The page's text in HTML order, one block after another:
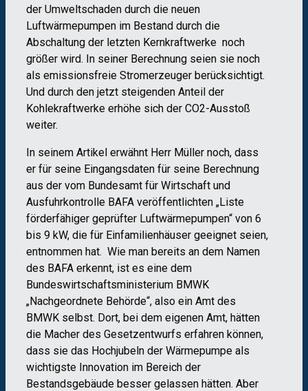
der Umweltschaden durch die neuen
Luftwärmepumpen im Bestand durch die
Abschaltung der letzten Kernkraftwerke noch
größer wird. In seiner Berechnung seien sie noch
als emissionsfreie Stromerzeuger berücksichtigt.
Und durch den jetzt steigenden Anteil der
Kohlekraftwerke erhöhe sich der CO2-Ausstoß
weiter.
In seinem Artikel erwähnt Herr Müller noch, dass
er für seine Eingangsdaten für seine Berechnung
aus der vom Bundesamt für Wirtschaft und
Ausfuhrkontrolle BAFA veröffentlichten „Liste
förderfähiger geprüfter Luftwärmepumpen“ von 6
bis 9 kW, die für Einfamilienhäuser geeignet seien,
entnommen hat. Wie man bereits an dem Namen
des BAFA erkennt, ist es eine dem
Bundeswirtschaftsministerium BMWK
„Nachgeordnete Behörde“, also ein Amt des
BMWK selbst. Dort, bei dem eigenen Amt, hätten
die Macher des Gesetzentwurfs erfahren können,
dass sie das Hochjubeln der Wärmepumpe als
wichtigste Innovation im Bereich der
Bestandsgebäude besser gelassen hätten. Aber